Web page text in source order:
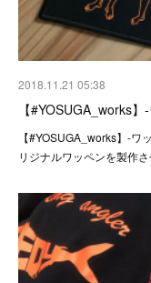
2018.11.21 05:38
【#YOSUGA_works
【#YOSUGA_works】-ワ
リジナルワッペンを製作